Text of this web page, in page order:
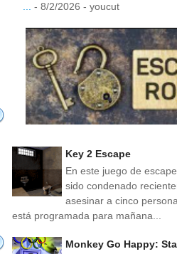
- 8/2/2026 - youcut
Key 2 Escape
En este juego de
sido condenado
asesinar a cinco
está programada para mañana...
Monkey Go Happy: